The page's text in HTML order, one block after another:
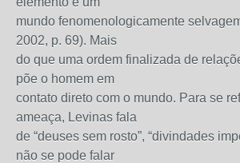
mundo fenomenologicamente
2002, p. 69). Mais
do que uma ordem finalizada de
põe o homem em
contato direto com o mundo. Para se
ameaça, Levinas fala
de “deuses sem rosto”, “divindades
não se pode falar